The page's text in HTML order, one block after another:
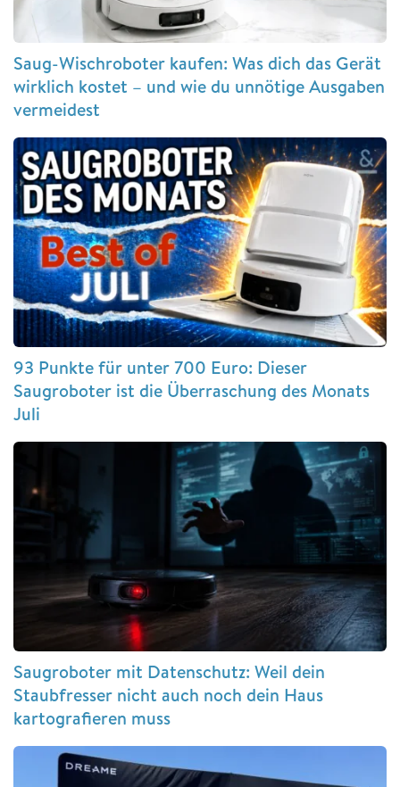
Saug-Wischroboter kaufen: Was dich das Gerät
wirklich kostet – und wie du unnötige Ausgaben
vermeidest
93 Punkte für unter 700 Euro: Dieser
Saugroboter ist die Überraschung des Monats
Juli
Saugroboter mit Datenschutz: Weil dein
Staubfresser nicht auch noch dein Haus
kartografieren muss